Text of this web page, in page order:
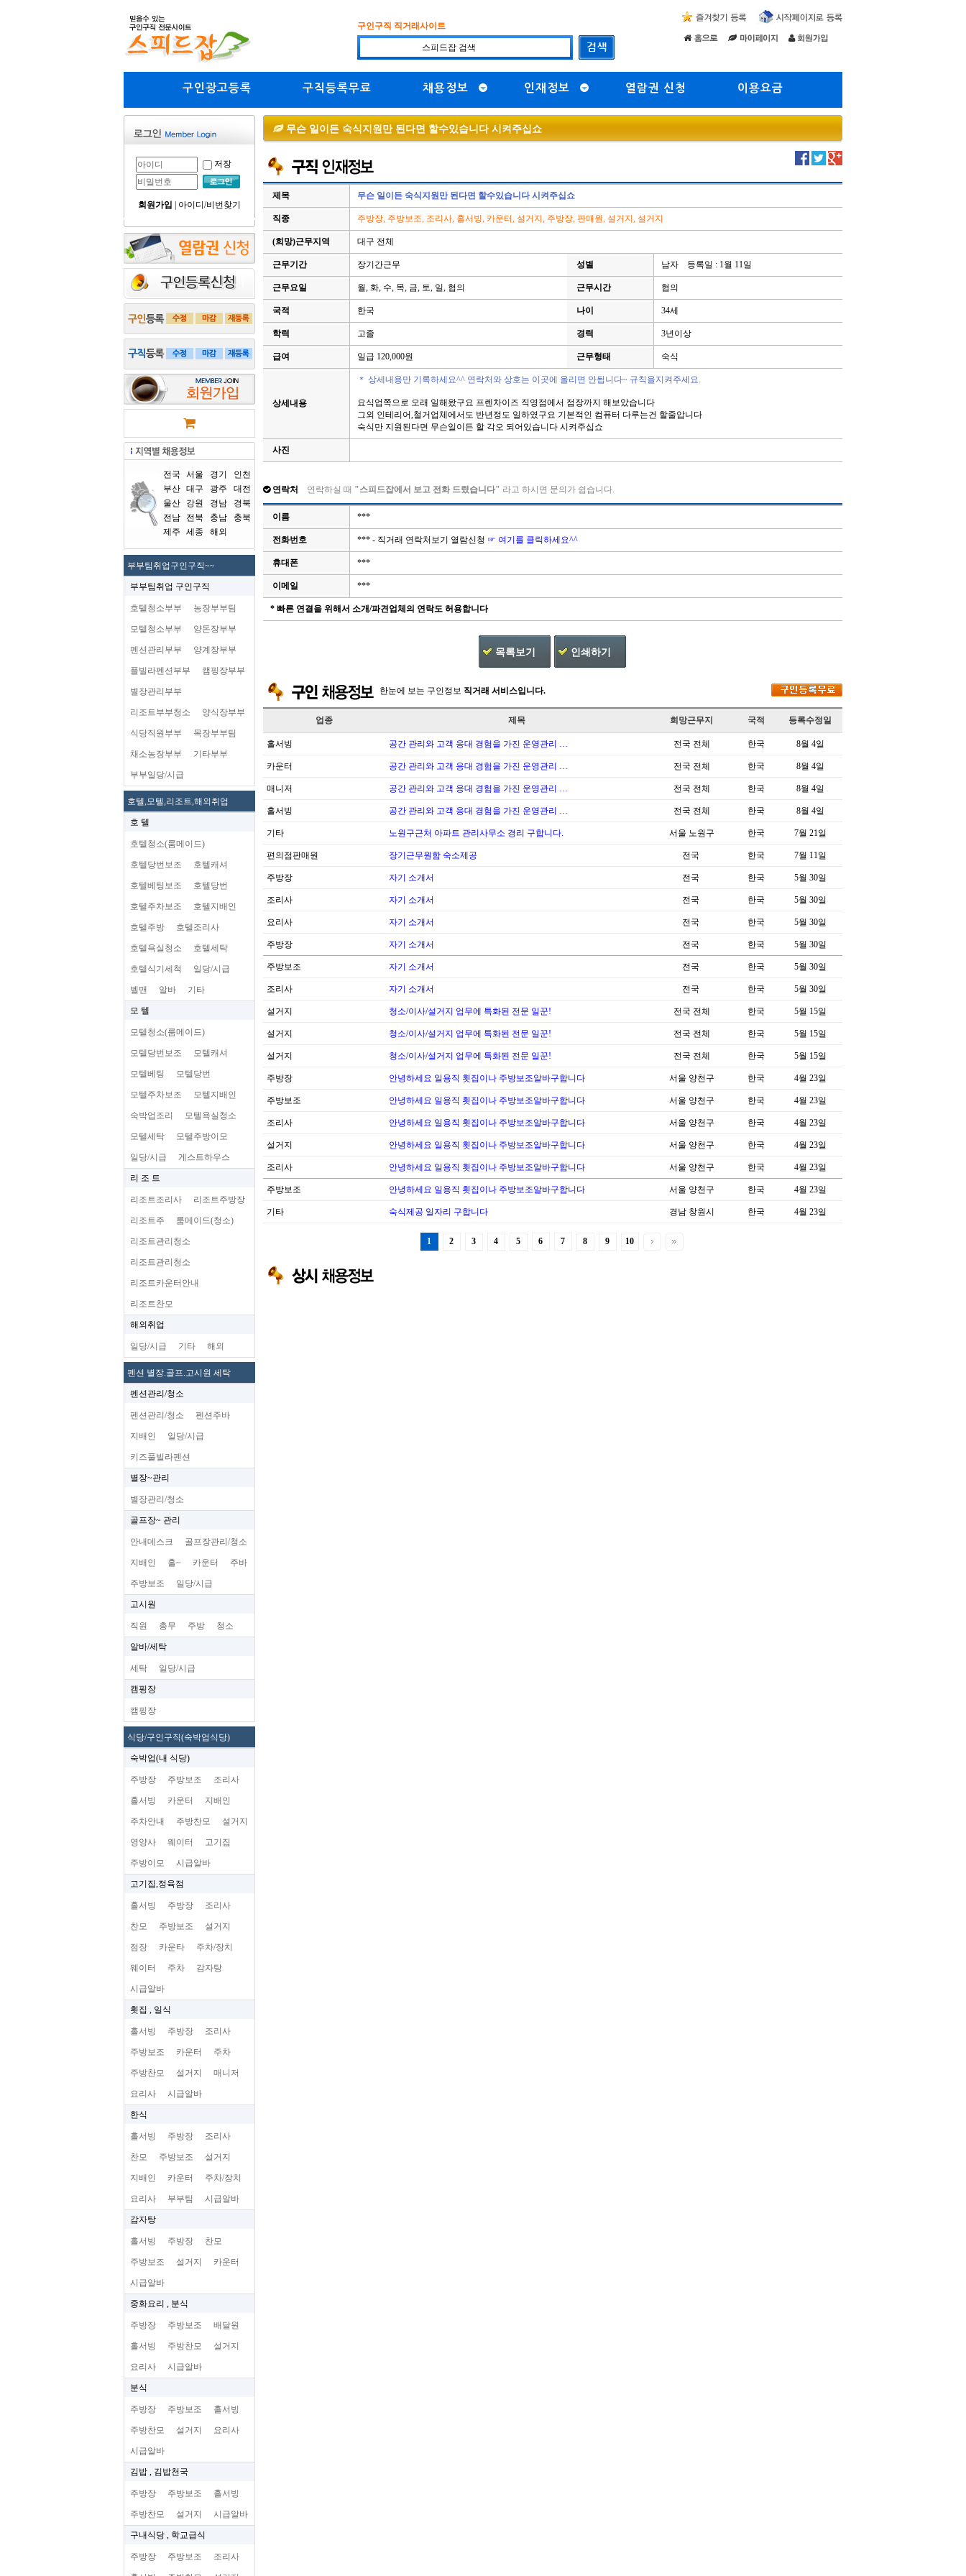
구인구직 직거래사이트
구인광고등록 구직등록무료 채용정보 인재정보 열람권 신청 이용요금
저장
회원가입 아이디/비번찾기
전국 서울 경기
인천
부산 대구 광주
대전
울산
강원 경남
경북
전남
전북 충남
충북
제주
세종 해외
부부팀취업구인구직~~
부부팀취업 구인구직
호텔청소부부 농장부부팀
모텔청소부부 양돈장부부
펜션관리부부 양계장부부
플빌라펜션부부 캠핑장부부
별장관리부부
리조트부부청소 양식장부부
식당직원부부 목장부부팀
채소농장부부 기타부부
부부일당/시급
호텔,모텔,리조트,해외취업
호 텔
호텔청소(룸메이드)
호텔당번보조 호텔캐셔
호텔베팅보조 호텔당번
호텔주차보조 호텔지배인
호텔주방 호텔조리사
호텔욕실청소 호텔세탁
호텔식기세척 일당/시급
벨맨 알바 기타
모 텔
모텔청소(룸메이드)
모텔당번보조 모텔캐셔
모텔베팅 모텔당번
모텔주차보조 모텔지배인
숙박업조리 모텔욕실청소
모텔세탁 모텔주방이모
일당/시급 게스트하우스
리 조 트
리조트조리사 리조트주방장
리조트주 룸메이드(청소)
리조트관리청소
리조트관리청소
리조트카운터안내
리조트찬모
해외취업
일당/시급 기타 해외
펜션 별장.골프.고시원 세탁
펜션관리/청소
펜션관리/청소 펜션주바
지배인 일당/시급
키즈풀빌라펜션
별장~관리
별장관리/청소
골프장~ 관리
안내데스크 골프장관리/청소
지배인 홀~ 카운터 주바
주방보조 일당/시급
고시원
직원 총무 주방 청소
알바/세탁
세탁 일당/시급
캠핑장
캠핑장
식당/구인구직(숙박업식당)
숙박업(내 식당)
주방장 주방보조 조리사
홀서빙 카운터 지배인
주차안내 주방찬모 설거지
영양사 웨이터 고기집
주방이모 시급알바
고기집,정육점
홀서빙 주방장 조리사
찬모 주방보조 설거지
점장 카운타 주차/장치
웨이터 주차 감자탕
시급알바
횟집 , 일식
홀서빙 주방장 조리사
주방보조 카운터 주차
주방찬모 설거지 매니저
요리사 시급알바
한식
홀서빙 주방장 조리사
찬모 주방보조 설거지
지배인 카운터 주차/장치
요리사 부부팀 시급알바
감자탕
홀서빙 주방장 찬모
주방보조 설거지 카운터
시급알바
중화요리 , 분식
주방장 주방보조 배달원
홀서빙 주방찬모 설거지
요리사 시급알바
분식
주방장 주방보조 홀서빙
주방찬모 설거지 요리사
시급알바
김밥 , 김밥천국
주방장 주방보조 홀서빙
주방찬모 설거지 시급알바
구내식당 , 학교급식
주방장 주방보조 조리사
무슨 일이든 숙식지원만 된다면 할수있습니다 시켜주십쇼
제목 무슨 일이든 숙식지원만 된다면 할수있습니다 시켜주십쇼
직종 주방장, 주방보조, 조리사, 홀서빙, 카운터, 설거지, 주방장, 판매원, 설거지, 설거지
(희망)근무지역 대구 전체
근무기간 장기간근무 성별 남자 등록일 : 1월 11일
근무요일 월, 화, 수, 목, 금, 토, 일, 협의 근무시간 협의
국적 한국 나이 34세
학력 고졸 경력 3년이상
급여 일급 120,000원 근무형태 숙식
상세내용
＊ 상세내용만 기록하세요^^ 연락처와 상호는 이곳에 올리면 안됩니다~ 규칙을지켜주세요.
요식업쪽으로 오래 일해왔구요 프렌차이즈 직영점에서 점장까지 해보았습니다
그외 인테리어,철거업체에서도 반년정도 일하였구요 기본적인 컴퓨터 다루는건 할줄압니다
숙식만 지원된다면 무슨일이든 할 각오 되어있습니다 시켜주십쇼
사진
연락처 연락하실 때 "스피드잡에서 보고 전화 드렸습니다" 라고 하시면 문의가 쉽습니다.
이름 ***
전화번호 *** - 직거래 연락처보기 열람신청 ☞ 여기를 클릭하세요^^
휴대폰 ***
이메일 ***
* 빠른 연결을 위해서 소개/파견업체의 연락도 허용합니다
목록보기 인쇄하기
한눈에 보는 구인정보 직거래 서비스입니다.
업종 제목 희망근무지 국적 등록수정일
홀서빙 공간 관리와 고객 응대 경험을 가진 운영관리 … 전국 전체 한국 8월 4일
카운터 공간 관리와 고객 응대 경험을 가진 운영관리 … 전국 전체 한국 8월 4일
매니저 공간 관리와 고객 응대 경험을 가진 운영관리 … 전국 전체 한국 8월 4일
홀서빙 공간 관리와 고객 응대 경험을 가진 운영관리 … 전국 전체 한국 8월 4일
기타 노원구근처 아파트 관리사무소 경리 구합니다. 서울 노원구 한국 7월 21일
편의점판매원 장기근무원함 숙소제공 전국 한국 7월 11일
주방장 자기 소개서 전국 한국 5월 30일
조리사 자기 소개서 전국 한국 5월 30일
요리사 자기 소개서 전국 한국 5월 30일
주방장 자기 소개서 전국 한국 5월 30일
주방보조 자기 소개서 전국 한국 5월 30일
조리사 자기 소개서 전국 한국 5월 30일
설거지 청소/이사/설거지 업무에 특화된 전문 일꾼! 전국 전체 한국 5월 15일
설거지 청소/이사/설거지 업무에 특화된 전문 일꾼! 전국 전체 한국 5월 15일
설거지 청소/이사/설거지 업무에 특화된 전문 일꾼! 전국 전체 한국 5월 15일
주방장 안녕하세요 일용직 횟집이나 주방보조알바구합니다 서울 양천구 한국 4월 23일
주방보조 안녕하세요 일용직 횟집이나 주방보조알바구합니다 서울 양천구 한국 4월 23일
조리사 안녕하세요 일용직 횟집이나 주방보조알바구합니다 서울 양천구 한국 4월 23일
설거지 안녕하세요 일용직 횟집이나 주방보조알바구합니다 서울 양천구 한국 4월 23일
조리사 안녕하세요 일용직 횟집이나 주방보조알바구합니다 서울 양천구 한국 4월 23일
주방보조 안녕하세요 일용직 횟집이나 주방보조알바구합니다 서울 양천구 한국 4월 23일
기타 숙식제공 일자리 구합니다 경남 창원시 한국 4월 23일
1 2 3 4 5 6 7 8 9 10